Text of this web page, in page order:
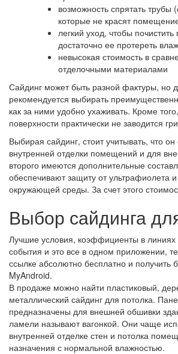
возможность спрятать трубы
которые не красят
легкий уход, чтобы почистить
достаточно ее протереть
невысокая стоимость в
отделочными материалами
Сайдинг может быть разной фактуры, но
рекомендуется выбирать
как за ними удобно ухаживать. Кроме
поверхности практически не заводится
Выбирая сайдинг, стоит учитывать, что
внутренней отделки помещений и для
второго имеются дополнительные
обеспечивают защиту от ультрафиолета
окружающей среды. За счет этого
Выбор сайдинга
Лучшие условия, коэффициенты в линиях
события и это все в одном приложении,
ссылке абсолютно бесплатно и получить
MyAndroid.
В продаже можно найти пластиковый,
металлический сайдинг для потолка.
предназначены для внешней обшивки
ламели называют вагонкой. Они чаще
внутренней отделке стен и потолка
назначения с нормальной влажностью.